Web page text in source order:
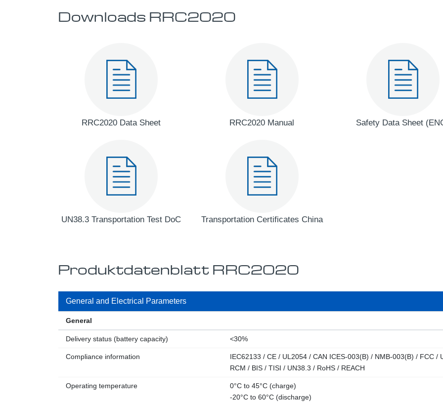
Downloads RRC2020
RRC2020 Data Sheet RRC2020 Manual Safety Data Sheet
UN38.3 Transportation Test DoC Transportation Certificates China
Produktdatenblatt RRC2020
General and Electrical Parameters
General
Delivery status (battery capacity) <30%
Compliance information
IEC62133 / CE / UL2054 / CAN ICES-003(B) / NMB-003(B) / FCC /
RCM / BIS / TISI / UN38.3 / RoHS / REACH
Operating temperature
0°C to 45°C (charge)
-20°C to 60°C (discharge)